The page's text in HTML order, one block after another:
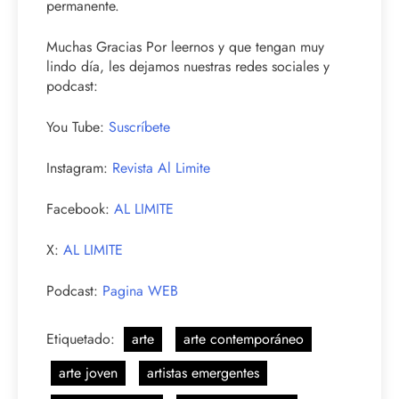
permanente.
Muchas Gracias Por leernos y que tengan muy
lindo día, les dejamos nuestras redes sociales y
podcast:
You Tube: Suscríbete
Instagram: Revista Al Limite
Facebook: AL LIMITE
X: AL LIMITE
Podcast: Pagina WEB
Etiquetado: arte
arte contemporáneo
arte joven
artistas emergentes